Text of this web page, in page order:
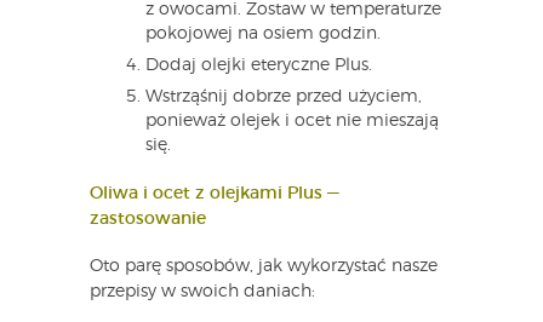
z owocami. Zostaw w temperaturze
pokojowej na osiem godzin.
Dodaj olejki eteryczne Plus.
Wstrząśnij dobrze przed użyciem,
ponieważ olejek i ocet nie mieszają
się.
Oliwa i ocet z olejkami Plus —
zastosowanie
Oto parę sposobów, jak wykorzystać nasze
przepisy w swoich daniach: